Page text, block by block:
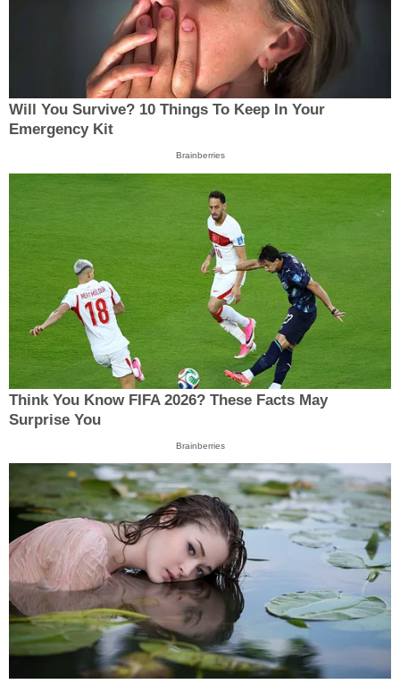
Will You Survive? 10 Things To Keep In Your
Emergency Kit
Brainberries
Think You Know FIFA 2026? These Facts May
Surprise You
Brainberries